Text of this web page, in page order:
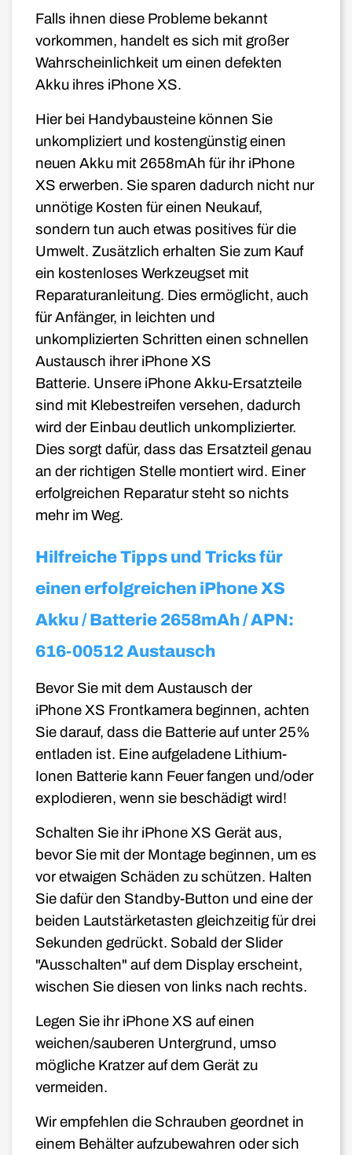
Falls ihnen diese Probleme bekannt
vorkommen, handelt es sich mit großer
Wahrscheinlichkeit um einen defekten
Akku ihres iPhone XS.
Hier bei Handybausteine können Sie
unkompliziert und kostengünstig einen
neuen Akku mit 2658mAh für ihr iPhone
XS erwerben. Sie sparen dadurch nicht nur
unnötige Kosten für einen Neukauf,
sondern tun auch etwas positives für die
Umwelt. Zusätzlich erhalten Sie zum Kauf
ein kostenloses Werkzeugset mit
Reparaturanleitung. Dies ermöglicht, auch
für Anfänger, in leichten und
unkomplizierten Schritten einen schnellen
Austausch ihrer iPhone XS
Batterie. Unsere iPhone Akku-Ersatzteile
sind mit Klebestreifen versehen, dadurch
wird der Einbau deutlich unkomplizierter.
Dies sorgt dafür, dass das Ersatzteil genau
an der richtigen Stelle montiert wird. Einer
erfolgreichen Reparatur steht so nichts
mehr im Weg.
Hilfreiche Tipps und Tricks für
einen erfolgreichen iPhone XS
Akku / Batterie 2658mAh / APN:
616-00512 Austausch
Bevor Sie mit dem Austausch der
iPhone XS Frontkamera beginnen, achten
Sie darauf, dass die Batterie auf unter 25%
entladen ist. Eine aufgeladene Lithium-
Ionen Batterie kann Feuer fangen und/oder
explodieren, wenn sie beschädigt wird!
Schalten Sie ihr iPhone XS Gerät aus,
bevor Sie mit der Montage beginnen, um es
vor etwaigen Schäden zu schützen. Halten
Sie dafür den Standby-Button und eine der
beiden Lautstärketasten gleichzeitig für drei
Sekunden gedrückt. Sobald der Slider
"Ausschalten" auf dem Display erscheint,
wischen Sie diesen von links nach rechts.
Legen Sie ihr iPhone XS auf einen
weichen/sauberen Untergrund, umso
mögliche Kratzer auf dem Gerät zu
vermeiden.
Wir empfehlen die Schrauben geordnet in
einem Behälter aufzubewahren oder sich